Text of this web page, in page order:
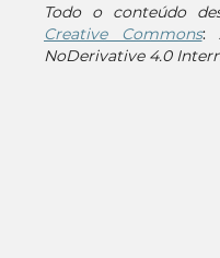
Todo o conteúdo
Creative Commons:
NoDerivative 4.0